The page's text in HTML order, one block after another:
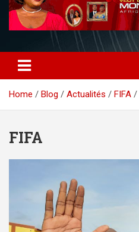
Home Blog Actualités FIFA
FIFA